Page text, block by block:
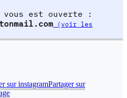
vous est ouverte :
(voir les
sur instagramPartager sur